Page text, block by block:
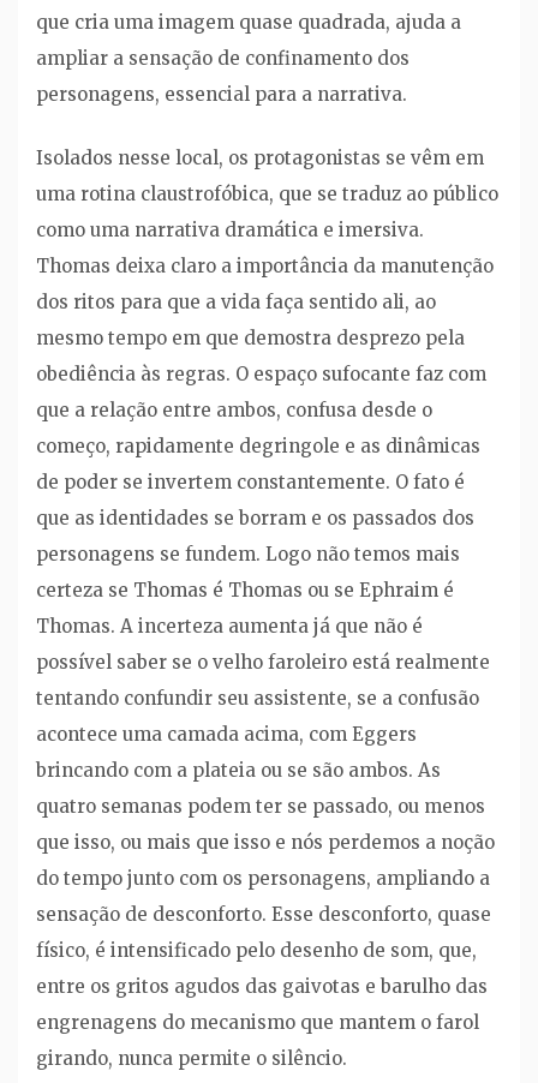
que cria uma imagem quase quadrada, ajuda a
ampliar a sensação de confinamento dos
personagens, essencial para a narrativa.
Isolados nesse local, os protagonistas se vêm em
uma rotina claustrofóbica, que se traduz ao público
como uma narrativa dramática e imersiva.
Thomas deixa claro a importância da manutenção
dos ritos para que a vida faça sentido ali, ao
mesmo tempo em que demostra desprezo pela
obediência às regras. O espaço sufocante faz com
que a relação entre ambos, confusa desde o
começo, rapidamente degringole e as dinâmicas
de poder se invertem constantemente. O fato é
que as identidades se borram e os passados dos
personagens se fundem. Logo não temos mais
certeza se Thomas é Thomas ou se Ephraim é
Thomas. A incerteza aumenta já que não é
possível saber se o velho faroleiro está realmente
tentando confundir seu assistente, se a confusão
acontece uma camada acima, com Eggers
brincando com a plateia ou se são ambos. As
quatro semanas podem ter se passado, ou menos
que isso, ou mais que isso e nós perdemos a noção
do tempo junto com os personagens, ampliando a
sensação de desconforto. Esse desconforto, quase
físico, é intensificado pelo desenho de som, que,
entre os gritos agudos das gaivotas e barulho das
engrenagens do mecanismo que mantem o farol
girando, nunca permite o silêncio.